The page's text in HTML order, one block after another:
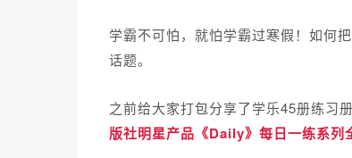
学霸不可怕，就怕学霸过寒假！ 如何
话题。
之前给大家打包分享了学乐45册练习
版社明星产品 《Daily》每日一练系列